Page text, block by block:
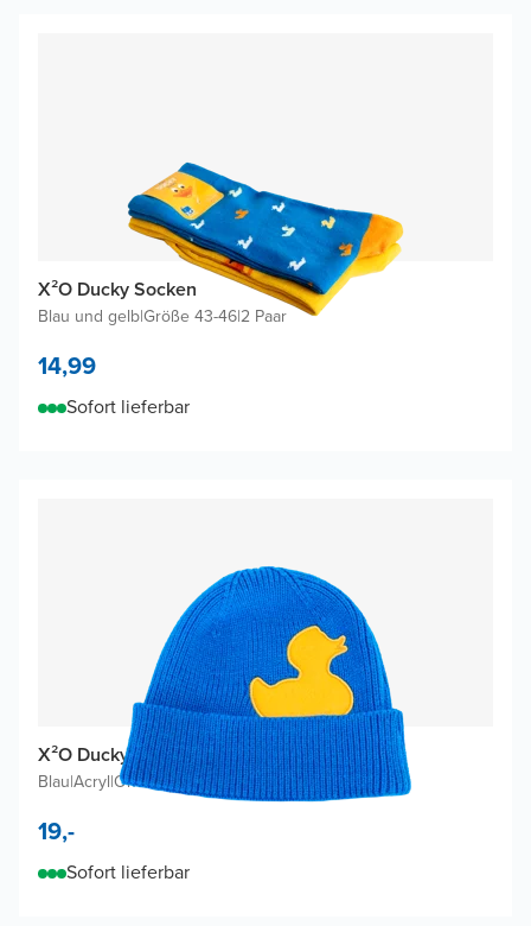
X²O Ducky Socken
Blau und gelb|Größe 43-46|2 Paar
14,99
Sofort lieferbar
X²O Ducky Mütze
Blau|Acryl|One size
19,-
Sofort lieferbar